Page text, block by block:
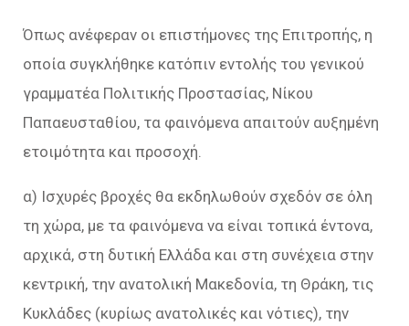
Όπως ανέφεραν οι επιστήμονες της Επιτροπής, η
οποία συγκλήθηκε κατόπιν εντολής του γενικού
γραμματέα Πολιτικής Προστασίας, Νίκου
Παπαευσταθίου, τα φαινόμενα απαιτούν αυξημένη
ετοιμότητα και προσοχή.
α) Ισχυρές βροχές θα εκδηλωθούν σχεδόν σε όλη
τη χώρα, με τα φαινόμενα να είναι τοπικά έντονα,
αρχικά, στη δυτική Ελλάδα και στη συνέχεια στην
κεντρική, την ανατολική Μακεδονία, τη Θράκη, τις
Κυκλάδες (κυρίως ανατολικές και νότιες), την